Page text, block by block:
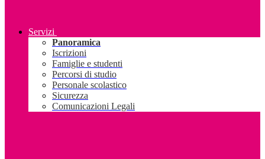
Servizi
Panoramica
Iscrizioni
Famiglie e studenti
Percorsi di studio
Personale scolastico
Sicurezza
Comunicazioni Legali